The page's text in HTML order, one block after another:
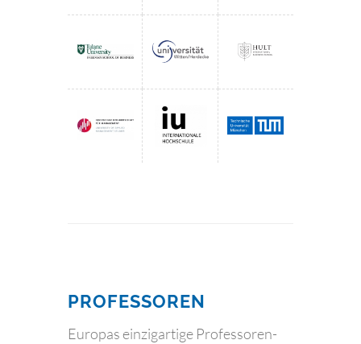
PROFESSOREN
Europas einzigartige Professoren-